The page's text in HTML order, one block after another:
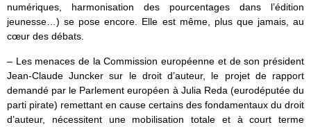
numériques, harmonisation des pourcentages dans l’édition
jeunesse…) se pose encore. Elle est même, plus que jamais, au
cœur des débats.
– Les menaces de la Commission européenne et de son président
Jean-Claude Juncker sur le droit d’auteur, le projet de rapport
demandé par le Parlement européen à Julia Reda (eurodéputée du
parti pirate) remettant en cause certains des fondamentaux du droit
d’auteur, nécessitent une mobilisation totale et à court terme